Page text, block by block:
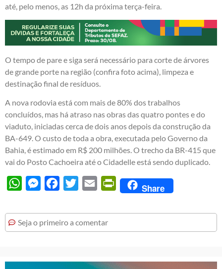
até, pelo menos, as 12h da próxima terça-feira.
O tempo de pare e siga será necessário para corte de árvores
de grande porte na região (confira foto acima), limpeza e
destinação final de resíduos.
A nova rodovia está com mais de 80% dos trabalhos
concluídos, mas há atraso nas obras das quatro pontes e do
viaduto, iniciadas cerca de dois anos depois da construção da
BA-649. O custo de toda a obra, executada pelo Governo da
Bahia, é estimado em R$ 200 milhões. O trecho da BR-415 que
vai do Posto Cachoeira até o Cidadelle está sendo duplicado.
WhatsAppMessengerFacebook
Twitter Email PrintFriendly
Share
Seja o primeiro a comentar